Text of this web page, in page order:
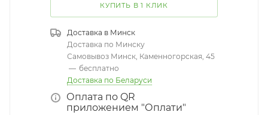
КУПИТЬ В 1 КЛИК
Доставка в Минск
Доставка по Минску
Самовывоз Минск, Каменногорская, 45
— бесплатно
Доставка по Беларуси
Оплата по QR
приложением "Оплати"